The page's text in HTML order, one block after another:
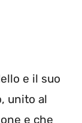
e il suo
unito al
e che